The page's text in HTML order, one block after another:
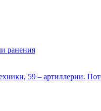
ранения
59 – артиллерии.